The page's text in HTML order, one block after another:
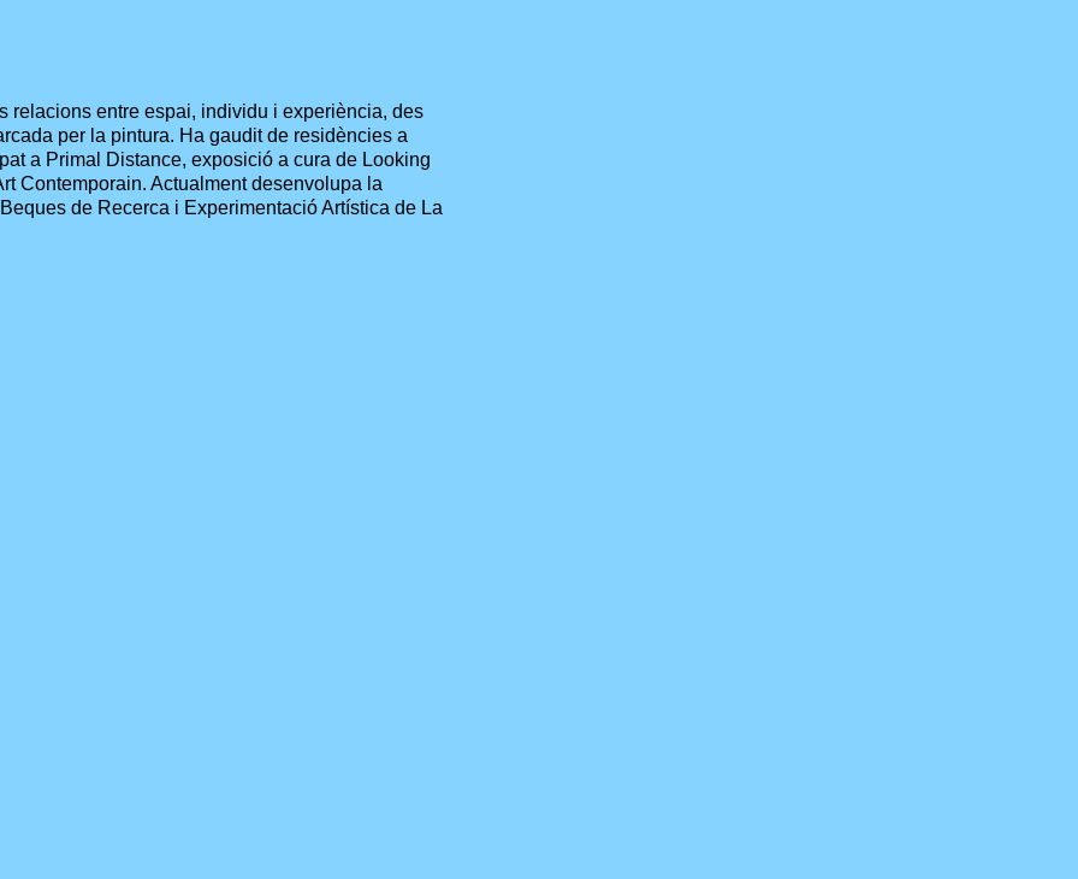
relacions entre espai, individu i experiència, des
per la pintura. Ha gaudit de residències a
a Primal Distance, exposició a cura de Looking
Contemporain. Actualment desenvolupa la
de Recerca i Experimentació Artística de La